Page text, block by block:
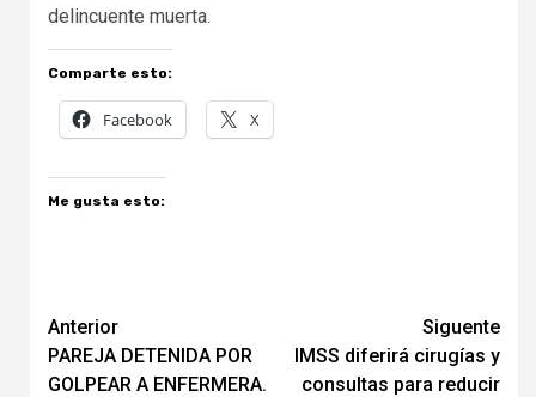
delincuente muerta.
Comparte esto:
Facebook X
Me gusta esto:
Navegación
de
Anterior
PAREJA DETENIDA POR
GOLPEAR A ENFERMERA.
Siguente
IMSS diferirá cirugías y
consultas para reducir